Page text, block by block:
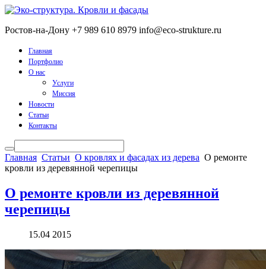
Ростов-на-Дону +7 989 610 8979 info@eco-strukture.ru
Главная
Портфолио
О нас
Услуги
Миссия
Новости
Статьи
Контакты
Главная Статьи О кровлях и фасадах из дерева О ремонте
кровли из деревянной черепицы
О ремонте кровли из деревянной
черепицы
15.04 2015